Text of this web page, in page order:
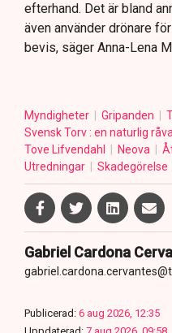
efterhand. Det är bland
även använder drönare
bevis, säger Anna-Lena
Myndigheter Gripanden
Svensk Torv : en naturlig
Tove Lifvendahl
Neova
Utredningar
Skadegörelse
Gabriel Cardona
Publicerad: 6 aug 2026, 12:35